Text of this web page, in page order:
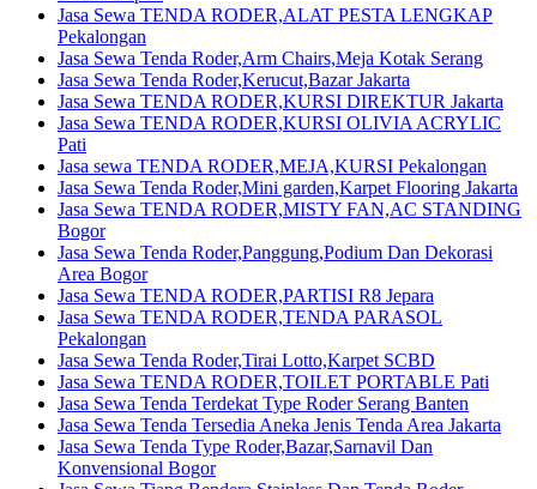
Jasa Sewa TENDA RODER,ALAT PESTA LENGKAP
Pekalongan
Jasa Sewa Tenda Roder,Arm Chairs,Meja Kotak Serang
Jasa Sewa Tenda Roder,Kerucut,Bazar Jakarta
Jasa Sewa TENDA RODER,KURSI DIREKTUR Jakarta
Jasa Sewa TENDA RODER,KURSI OLIVIA ACRYLIC
Pati
Jasa sewa TENDA RODER,MEJA,KURSI Pekalongan
Jasa Sewa Tenda Roder,Mini garden,Karpet Flooring Jakarta
Jasa Sewa TENDA RODER,MISTY FAN,AC STANDING
Bogor
Jasa Sewa Tenda Roder,Panggung,Podium Dan Dekorasi
Area Bogor
Jasa Sewa TENDA RODER,PARTISI R8 Jepara
Jasa Sewa TENDA RODER,TENDA PARASOL
Pekalongan
Jasa Sewa Tenda Roder,Tirai Lotto,Karpet SCBD
Jasa Sewa TENDA RODER,TOILET PORTABLE Pati
Jasa Sewa Tenda Terdekat Type Roder Serang Banten
Jasa Sewa Tenda Tersedia Aneka Jenis Tenda Area Jakarta
Jasa Sewa Tenda Type Roder,Bazar,Sarnavil Dan
Konvensional Bogor